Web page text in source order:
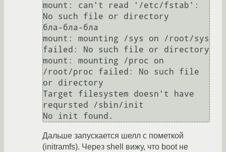
mount: can't read '/etc/fstab':
No such file or directory
бла-бла-бла
mount: mounting /sys on /root/sys
failed: No such file or directory
mount: mounting /proc on
/root/proc failed: No such file
or directory
Target filesystem doesn't have
reqursted /sbin/init
Дальше запускается шелл с пометкой
(initramfs). Через shell вижу, что boot не